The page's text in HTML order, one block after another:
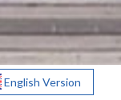
English Version